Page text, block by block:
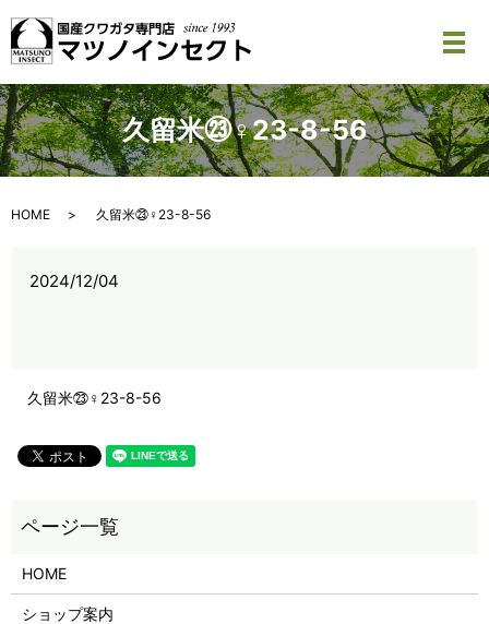
メ
久留米㉓♀23-8-56
HOME 久留米㉓♀23-8-56
2024/12/04
久留米㉓♀23-8-56
HOME
ショップ案内